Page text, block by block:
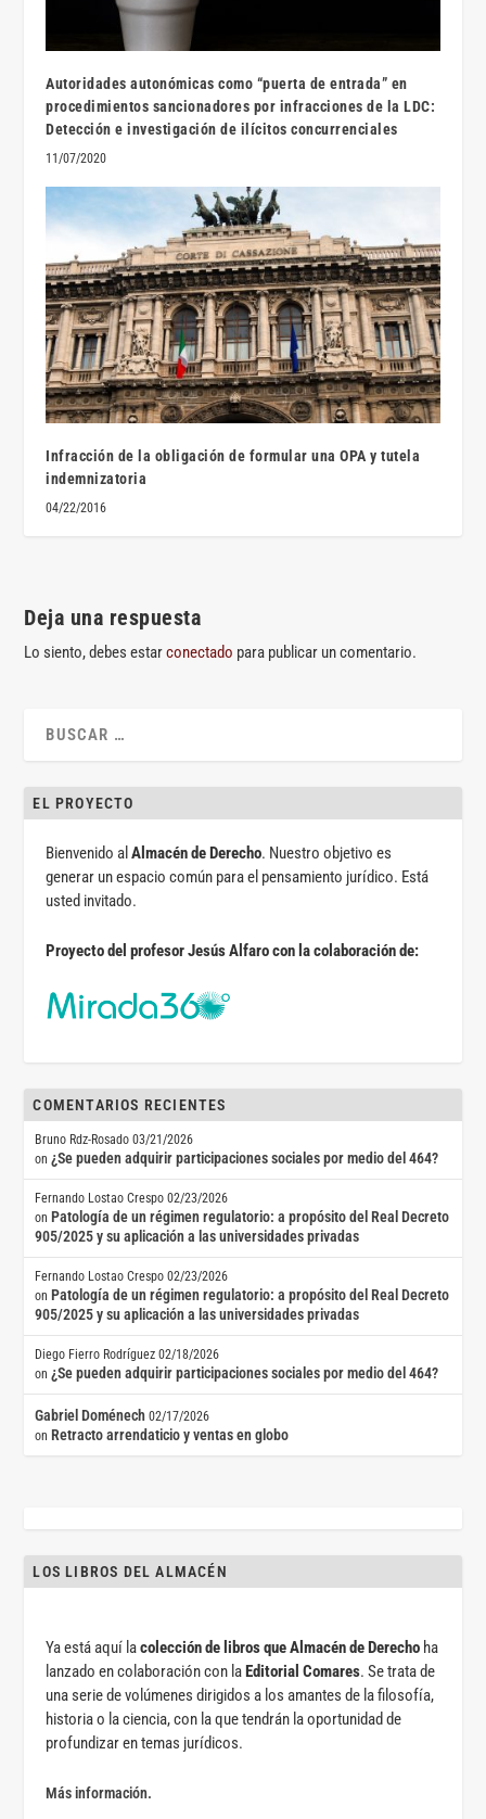
Autoridades autonómicas como “puerta de entrada” en
procedimientos sancionadores por infracciones de la LDC:
Detección e investigación de ilícitos concurrenciales
11/07/2020
Infracción de la obligación de formular una OPA y tutela
indemnizatoria
04/22/2016
Deja una respuesta
Lo siento, debes estarconectado para publicar un comentario.
EL PROYECTO
Bienvenido alAlmacén de Derecho. Nuestro objetivo es
generar un espacio común para el pensamiento jurídico. Está
usted invitado.
Proyecto del profesor Jesús Alfaro con la colaboración de:
COMENTARIOS RECIENTES
Bruno Rdz-Rosado 03/21/2026
on¿Se pueden adquirir participaciones sociales por medio del 464?
Fernando Lostao Crespo 02/23/2026
on Patología de un régimen regulatorio: a propósito del Real Decreto
905/2025 y su aplicación a las universidades privadas
Fernando Lostao Crespo 02/23/2026
on Patología de un régimen regulatorio: a propósito del Real Decreto
905/2025 y su aplicación a las universidades privadas
Diego Fierro Rodríguez 02/18/2026
on¿Se pueden adquirir participaciones sociales por medio del 464?
Gabriel Doménech 02/17/2026
on Retracto arrendaticio y ventas en globo
LOS LIBROS DEL ALMACÉN
Ya está aquí lacolección de libros que Almacén de Derecho ha
lanzado en colaboración con la Editorial Comares. Se trata de
una serie de volúmenes dirigidos a los amantes de la filosofía,
historia o la ciencia, con la que tendrán la oportunidad de
profundizar en temas jurídicos.
Más información.